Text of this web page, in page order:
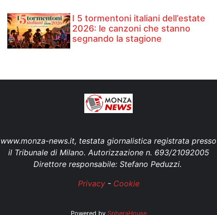
I 5 tormentoni italiani dell’estate
2026: le canzoni che stanno
segnando la stagione
www.monza-news.it, testata giornalistica registrata presso
il Tribunale di Milano. Autorizzazione n. 693/21092005
Direttore responsabile: Stefano Peduzzi.
Privacy- Cookie
Powered by SpheraHouse